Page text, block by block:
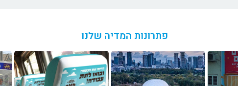
פתרונות המדיה שלנו